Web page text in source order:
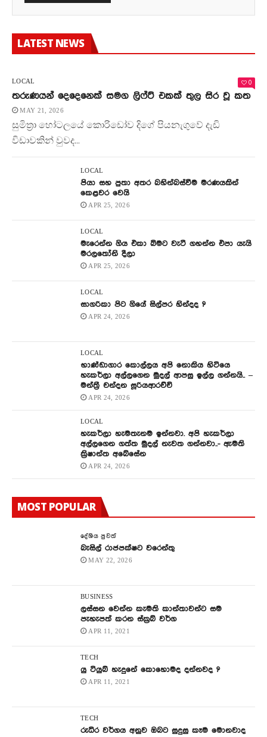
LATEST NEWS
LOCAL 0
තරුණයන් දෙදෙනෙක් සමග ලිෆ්ට් එකක් තුල සිර වූ කත
MAY 21, 2026
සුමිත්‍රා හෝටලයේ කොරිඩෝව දිගේ පියනැගුවේ දැඩි
විඩාවකින් වුවද...
LOCAL
පියා සහ පුතා අතර බහින්බස්වීම මරණයකින්
කෙළවර වෙයි
APR 25, 2026
LOCAL
මැරෙන්න ගිය එකා බිමට වැටී ගහන්න එපා යැයි
මරලතෝනි දීලා
APR 25, 2026
LOCAL
සාගරිකා පිට ගියේ සිල්පර හින්දද ?
APR 24, 2026
LOCAL
භාණ්ඩාගාර කොල්ලය අපි නොකිය හිටියෙ
හැකර්ලා අල්ලගෙන මුදල් ආපසු ඉල්ල ගන්නයි.. –
මන්ත්‍රී චන්දන සූරියආරච්චි
APR 24, 2026
LOCAL
හැකර්ලා හැමතැනම ඉන්නවා. අපි හැකර්ලා
අල්ලගෙන ගත්ත මුදල් නැවත ගන්නවා..- ඇමති
ක්‍රිෂාන්ත අබේසේන
APR 24, 2026
MOST POPULAR
දේශිය පුවත්
බැසිල් රාජපක්ෂට වරෙන්තු
MAY 22, 2026
BUSINESS
ලස්සන වෙන්න කැමති කාන්තාවන්ට සම
පැහැපත් කරන ස්ක්‍රබ් වර්ග
APR 11, 2021
TECH
යු ටියුබ් හැදුනේ කොහොමද දන්නවද ?
APR 11, 2021
TECH
රුධිර වර්ගය අනුව ඔබට සුදුසු කෑම මොනවාද